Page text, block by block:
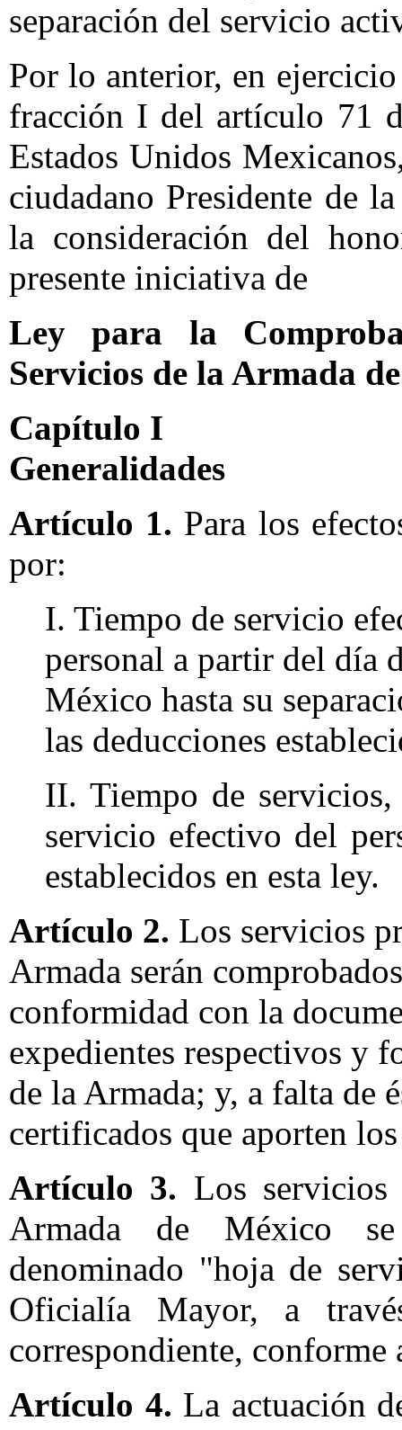
separación del servicio
Por lo anterior, en
fracción I del artículo 71
Estados Unidos
ciudadano Presidente de
la consideración del
presente iniciativa de
Ley para la
Servicios de la Armada
Capítulo I
Generalidades
Artículo 1. Para los
por:
I. Tiempo de servicio
personal a partir del día
México hasta su
las deducciones
II. Tiempo de
servicio efectivo del
establecidos en esta ley.
Artículo 2. Los servicios
Armada serán
conformidad con la
expedientes respectivos y
de la Armada; y, a falta de
certificados que aporten
Artículo 3. Los
Armada de México
denominado "hoja de
Oficialía Mayor, a
correspondiente, conforme
Artículo 4. La actuación